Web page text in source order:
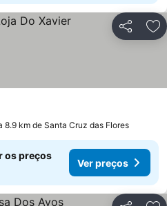
Partilhar
8.9 km de Santa Cruz das Flores
os preços
Ver preços